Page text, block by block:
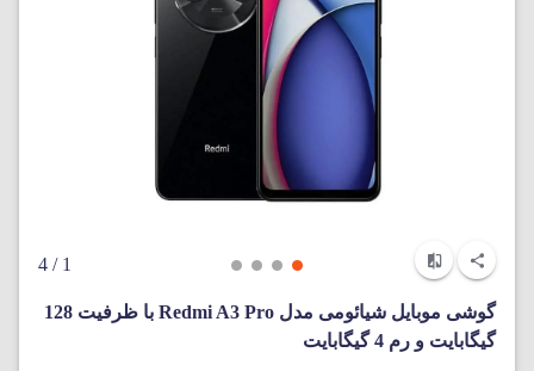
1
/ 4
گوشی موبایل شیائومی مدل Redmi A3 Pro با ظرفیت 128
گیگابایت و رم 4 گیگابایت